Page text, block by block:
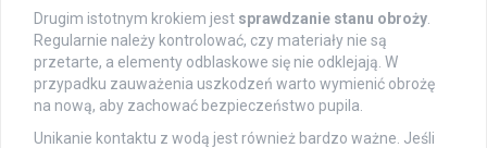
Drugim istotnym krokiem jest sprawdzanie stanu obroży
Regularnie należy kontrolować, czy materiały nie są
przetarte, a elementy odblaskowe się nie odklejają. W
przypadku zauważenia uszkodzeń warto wymienić obrożę
na nową, aby zachować bezpieczeństwo pupila.
Unikanie kontaktu z wodą jest również bardzo ważne. Jeśli